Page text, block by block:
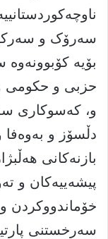
سەرۆک و
بۆیە
حزبى و حکومى
و، کەسوکارى
دڵسۆز و بەوەفا
بازنەکانى
پیشەییەکان و
خۆماندووکردن
سەرخستنى